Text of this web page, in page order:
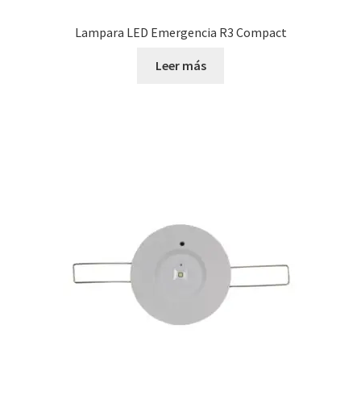
Lampara LED Emergencia R3 Compact
Leer más